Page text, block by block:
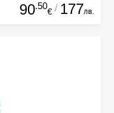
90.50
€ / 177лв.